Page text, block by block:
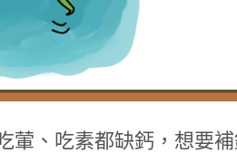
葷、吃素都缺鈣，想要